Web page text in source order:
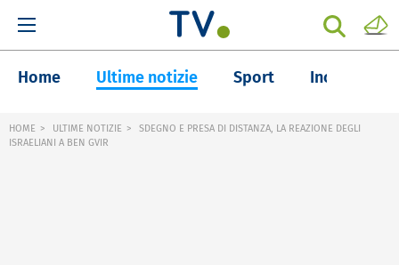
Home Ultime notizie Sport Inchieste
HOME ULTIME NOTIZIE
SDEGNO E PRESA DI DISTANZA, LA REAZIONE DEGLI
ISRAELIANI A BEN GVIR